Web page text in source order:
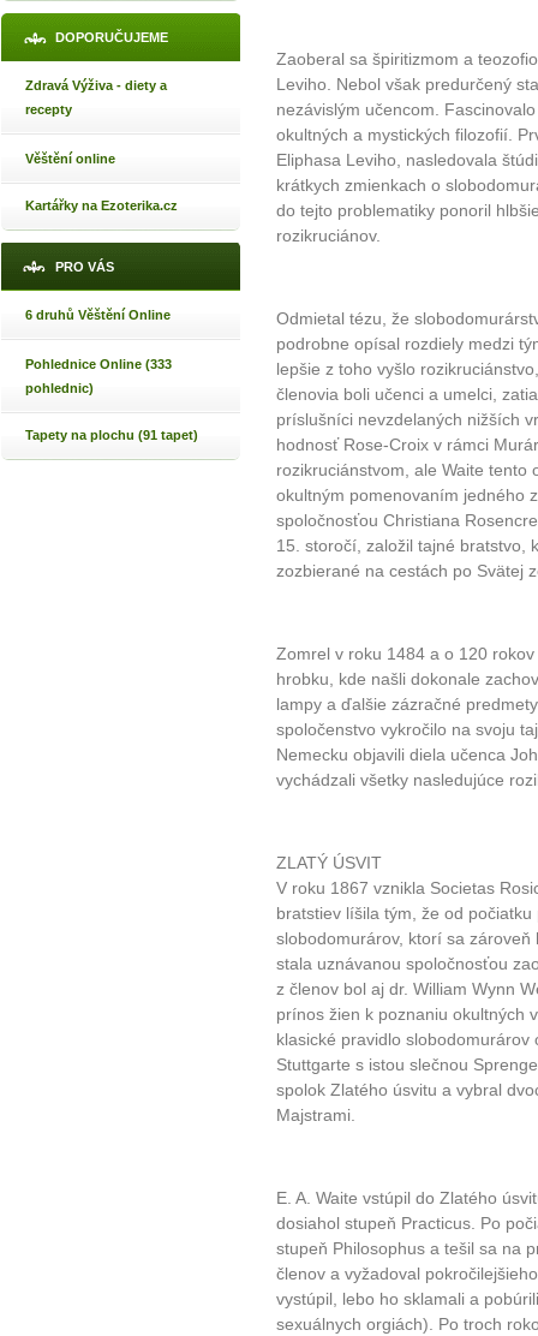
10 tipů
DOPORUČUJEME
Zdravá Výživa - diety a
recepty
Věštění online
Kartářky na Ezoterika.cz
PRO VÁS
6 druhů Věštění Online
Pohlednice Online (333
pohlednic)
Tapety na plochu (91 tapet)
Zaoberal sa špiritizmom a
Leviho. Nebol však predurčený
nezávislým učencom.
okultných a mystických filozofií.
Eliphasa Leviho, nasledovala
krátkych zmienkach o
do tejto problematiky ponoril
rozikruciánov.
Odmietal tézu, že
podrobne opísal rozdiely medzi
lepšie z toho vyšlo
členovia boli učenci a umelci,
príslušníci nevzdelaných nižších
hodnosť Rose-Croix v rámci
rozikruciánstvom, ale Waite tento
okultným pomenovaním jedného
spoločnosťou Christiana
15. storočí, založil tajné bratstvo,
zozbierané na cestách po Svätej
Zomrel v roku 1484 a o 120
hrobku, kde našli dokonale
lampy a ďalšie zázračné
spoločenstvo vykročilo na svoju
Nemecku objavili diela učenca
vychádzali všetky nasledujúce
ZLATÝ ÚSVIT
V roku 1867 vznikla Societas
bratstiev líšila tým, že od
slobodomurárov, ktorí sa
stala uznávanou spoločnosťou
z členov bol aj dr. William Wynn
prínos žien k poznaniu okultných
klasické pravidlo
Stuttgarte s istou slečnou
spolok Zlatého úsvitu a vybral
Majstrami.
E. A. Waite vstúpil do Zlatého
dosiahol stupeň Practicus. Po
stupeň Philosophus a tešil sa na
členov a vyžadoval
vystúpil, lebo ho sklamali a
sexuálnych orgiách). Po troch